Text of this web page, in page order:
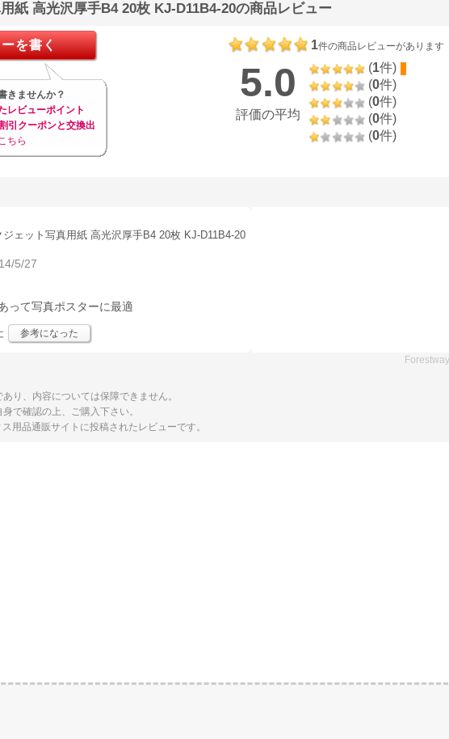
紙 高光沢厚手B4 20枚 KJ-D11B4-20の商品レビュー
1件の商品レビューがあります
5.0
評価の平均
(1件)
(0件)
(0件)
(0件)
(0件)
を書く
きませんか？
レビューポイント
引クーポンと交換出
ちら
ジェット写真用紙 高光沢厚手B4 20枚 KJ-D11B4-20
5/27
って写真ポスターに最適
参考になった
Forestway
り、内容については保障できません。
で確認の上、ご購入下さい。
用品通販サイトに投稿されたレビューです。